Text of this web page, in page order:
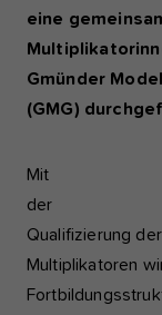
eine
Gmünder
(GMG)
Mit
der
Qualifizierung
Multiplikatoren